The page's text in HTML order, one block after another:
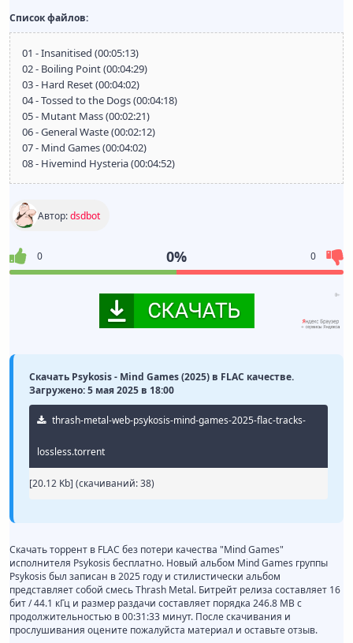
Список файлов:
01 - Insanitised (00:05:13)
02 - Boiling Point (00:04:29)
03 - Hard Reset (00:04:02)
04 - Tossed to the Dogs (00:04:18)
05 - Mutant Mass (00:02:21)
06 - General Waste (00:02:12)
07 - Mind Games (00:04:02)
08 - Hivemind Hysteria (00:04:52)
Автор:dsdbot
0 0% 0
Скачать Psykosis - Mind Games (2025) в FLAC качестве.
Загружено: 5 мая 2025 в 18:00
thrash-metal-web-psykosis-mind-games-2025-flac-tracks-
lossless.torrent
[20.12 Kb] (cкачиваний: 38)
Скачать торрент в FLAC без потери качества "Mind Games"
исполнителя Psykosis бесплатно. Новый альбом Mind Games группы
Psykosis был записан в 2025 году и стилистически альбом
представляет собой смесь Thrash Metal. Битрейт релиза составляет 16
бит / 44.1 кГц и размер раздачи составляет порядка 246.8 MB с
продолжительностью в 00:31:33 минут. После скачивания и
прослушивания оцените пожалуйста материал и оставьте отзыв.